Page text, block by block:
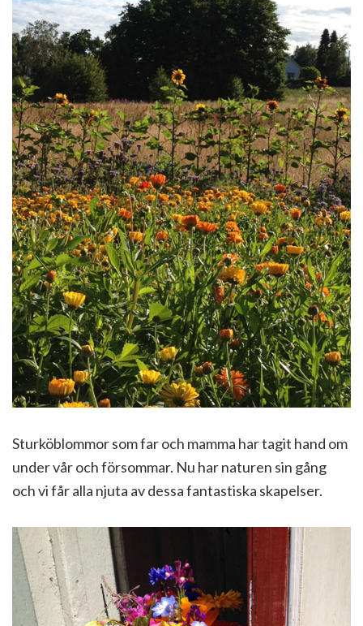
Sturköblommor som far och mamma har tagit hand om
under vår och försommar. Nu har naturen sin gång
och vi får alla njuta av dessa fantastiska skapelser.